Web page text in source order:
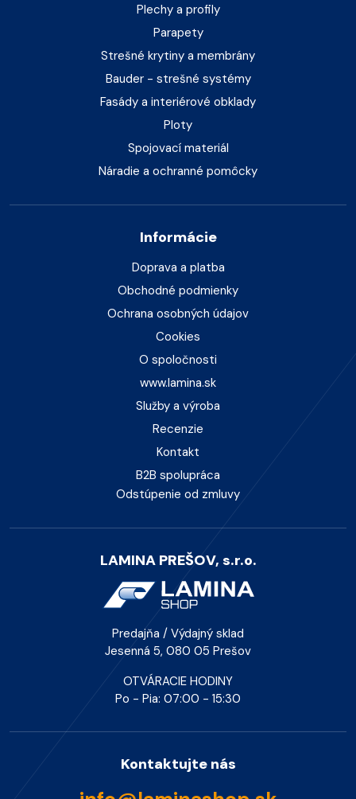
Plechy a profily
Parapety
Strešné krytiny a membrány
Bauder - strešné systémy
Fasády a interiérové obklady
Ploty
Spojovací materiál
Náradie a ochranné pomôcky
Informácie
Doprava a platba
Obchodné podmienky
Ochrana osobných údajov
Cookies
O spoločnosti
www.lamina.sk
Služby a výroba
Recenzie
Kontakt
B2B spolupráca
Odstúpenie od zmluvy
LAMINA PREŠOV, s.r.o.
Predajňa / Výdajný sklad
Jesenná 5, 080 05 Prešov
OTVÁRACIE HODINY
Po - Pia: 07:00 - 15:30
Kontaktujte nás